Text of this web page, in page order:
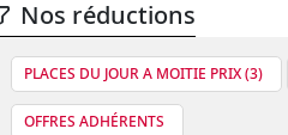
Nos réductions
PLACES DU JOUR A MOITIE PRIX (3)
OFFRES ADHÉRENTS